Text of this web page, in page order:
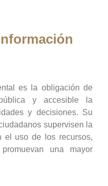
es la obligación de
y accesible la
y decisiones. Su
supervisen la
el uso de los recursos,
una mayor